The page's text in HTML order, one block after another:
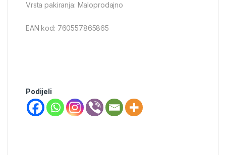
Vrsta pakiranja: Maloprodajno
EAN kod: 760557865865
Podijeli